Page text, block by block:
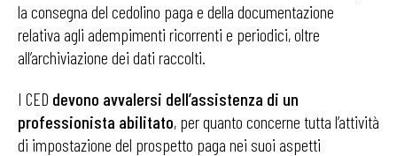
la consegna del cedolino paga e della documentazione
relativa agli adempimenti ricorrenti e periodici, oltre
all’archiviazione dei dati raccolti.
I CED devono avvalersi dell’assistenza di un
professionista abilitato, per quanto concerne tutta l’attività
di impostazione del prospetto paga nei suoi aspetti